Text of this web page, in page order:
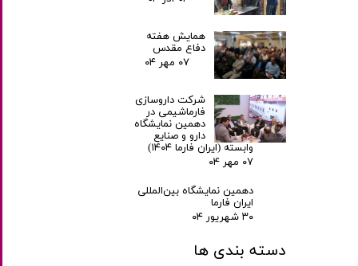
همایش هفته
دفاع مقدس
۰۷ مهر ۰۴
شرکت داروسازی
فارماشیمی در
دهمین نمایشگاه
دارو و صنایع
وابسته (ایران فارما ۱۴۰۴)
۰۷ مهر ۰۴
دهمین نمایشگاه بین‌المللی
ایران فارما
۳۰ شهریور ۰۴
دسته بندی ها